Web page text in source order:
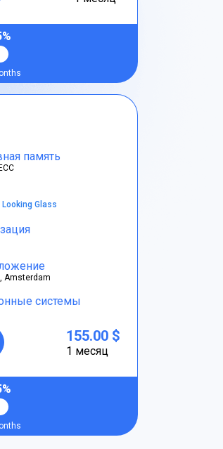
память
Looking Glass
Amsterdam
системы
155.00 $
1 месяц